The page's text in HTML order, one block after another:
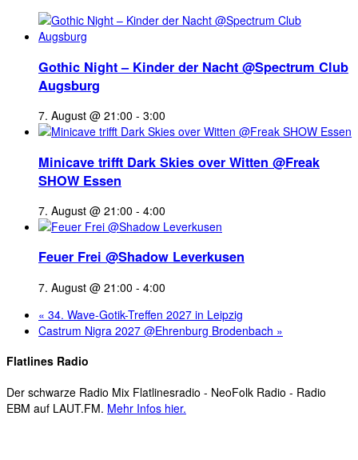
Gothic Night – Kinder der Nacht @Spectrum Club
Augsburg
7. August @ 21:00 - 3:00
Minicave trifft Dark Skies over Witten @Freak
SHOW Essen
7. August @ 21:00 - 4:00
Feuer Frei @Shadow Leverkusen
7. August @ 21:00 - 4:00
« 34. Wave-Gotik-Treffen 2027 in Leipzig
Castrum Nigra 2027 @Ehrenburg Brodenbach »
Flatlines Radio
Der schwarze Radio Mix Flatlinesradio - NeoFolk Radio - Radio
EBM auf LAUT.FM. Mehr Infos hier.